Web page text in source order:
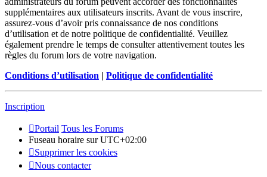
supplémentaires aux utilisateurs inscrits. Avant de vous inscrire,
assurez-vous d’avoir pris connaissance de nos conditions
d’utilisation et de notre politique de confidentialité. Veuillez
également prendre le temps de consulter attentivement toutes les
règles du forum lors de votre navigation.
Conditions d’utilisation | Politique de confidentialité
Inscription
Portail Tous les Forums
Fuseau horaire surUTC+02:00
Supprimer les cookies
Nous contacter